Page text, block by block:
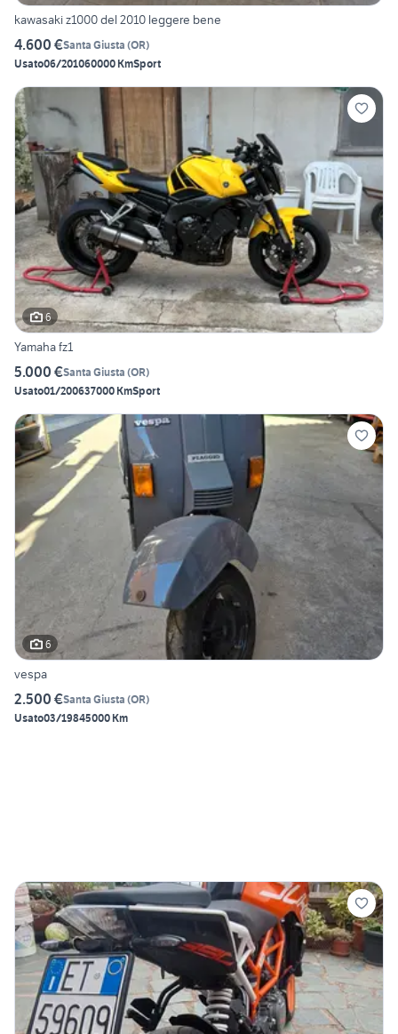
kawasaki z1000 del 2010 leggere bene
4.600 €Santa Giusta (OR)
Usato06/201060000 KmSport
6
Yamaha fz1
5.000 €Santa Giusta (OR)
Usato01/200637000 KmSport
6
vespa
2.500 €Santa Giusta (OR)
Usato03/19845000 Km